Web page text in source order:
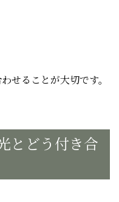
せることが大切です。
とどう付き合